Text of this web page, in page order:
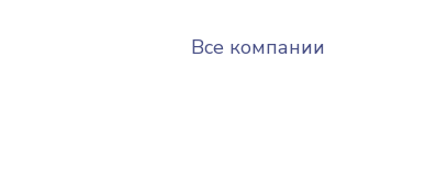
Все компании